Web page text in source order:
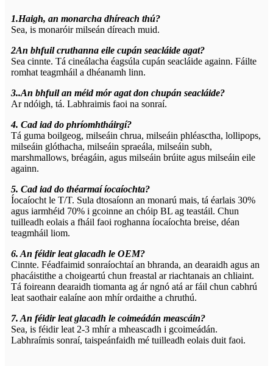
1.Haigh, an monarcha dhíreach thú?
Sea, is monaróir milseán díreach muid.
2An bhfuil cruthanna eile cupán seacláide agat?
Sea cinnte. Tá cineálacha éagsúla cupán seacláide againn. Fáilte
romhat teagmháil a dhéanamh linn.
3..An bhfuil an méid mór agat don chupán seacláide?
Ar ndóigh, tá. Labhraimis faoi na sonraí.
4. Cad iad do phríomhtháirgí?
Tá guma boilgeog, milseáin chrua, milseáin phléasctha, lollipops,
milseáin glóthacha, milseáin spraeála, milseáin subh,
marshmallows, bréagáin, agus milseáin brúite agus milseáin eile
againn.
5. Cad iad do théarmaí íocaíochta?
Íocaíocht le T/T. Sula dtosaíonn an monarú mais, tá éarlais 30%
agus iarmhéid 70% i gcoinne an chóip BL ag teastáil. Chun
tuilleadh eolais a fháil faoi roghanna íocaíochta breise, déan
teagmháil liom.
6. An féidir leat glacadh le OEM?
Cinnte. Féadfaimid sonraíochtaí an bhranda, an dearaidh agus an
phacáistithe a choigeartú chun freastal ar riachtanais an chliaint.
Tá foireann dearaidh tiomanta ag ár ngnó atá ar fáil chun cabhrú
leat saothair ealaíne aon mhír ordaithe a chruthú.
7. An féidir leat glacadh le coimeádán meascáin?
Sea, is féidir leat 2-3 mhír a mheascadh i gcoimeádán.
Labhraímis sonraí, taispeánfaidh mé tuilleadh eolais duit faoi.